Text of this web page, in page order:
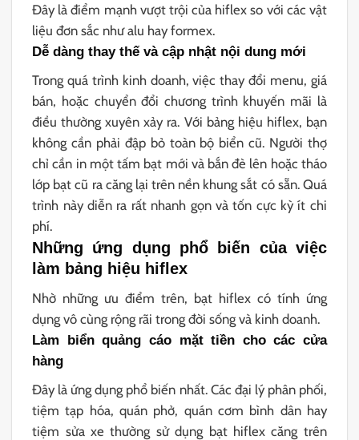
Đây là điểm mạnh vượt trội của hiflex so với các vật
liệu đơn sắc như alu hay formex.
Dễ dàng thay thế và cập nhật nội dung mới
Trong quá trình kinh doanh, việc thay đổi menu, giá
bán, hoặc chuyển đổi chương trình khuyến mãi là
điều thường xuyên xảy ra. Với bảng hiệu hiflex, bạn
không cần phải đập bỏ toàn bộ biển cũ. Người thợ
chỉ cần in một tấm bạt mới và bắn đè lên hoặc tháo
lớp bạt cũ ra căng lại trên nền khung sắt có sẵn. Quá
trình này diễn ra rất nhanh gọn và tốn cực kỳ ít chi
phí.
Những ứng dụng phổ biến của việc
làm bảng hiệu hiflex
Nhờ những ưu điểm trên, bạt hiflex có tính ứng
dụng vô cùng rộng rãi trong đời sống và kinh doanh.
Làm biển quảng cáo mặt tiền cho các cửa
hàng
Đây là ứng dụng phổ biến nhất. Các đại lý phân phối,
tiệm tạp hóa, quán phở, quán cơm bình dân hay
tiệm sửa xe thường sử dụng bạt hiflex căng trên